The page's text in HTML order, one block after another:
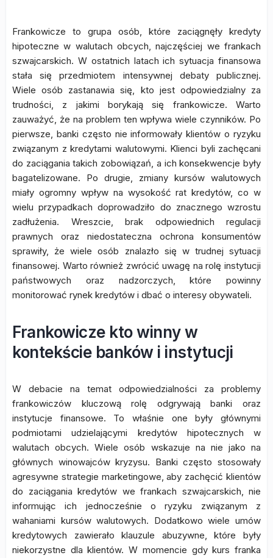
Frankowicze to grupa osób, które zaciągnęły kredyty
hipoteczne w walutach obcych, najczęściej we frankach
szwajcarskich. W ostatnich latach ich sytuacja finansowa
stała się przedmiotem intensywnej debaty publicznej.
Wiele osób zastanawia się, kto jest odpowiedzialny za
trudności, z jakimi borykają się frankowicze. Warto
zauważyć, że na problem ten wpływa wiele czynników. Po
pierwsze, banki często nie informowały klientów o ryzyku
związanym z kredytami walutowymi. Klienci byli zachęcani
do zaciągania takich zobowiązań, a ich konsekwencje były
bagatelizowane. Po drugie, zmiany kursów walutowych
miały ogromny wpływ na wysokość rat kredytów, co w
wielu przypadkach doprowadziło do znacznego wzrostu
zadłużenia. Wreszcie, brak odpowiednich regulacji
prawnych oraz niedostateczna ochrona konsumentów
sprawiły, że wiele osób znalazło się w trudnej sytuacji
finansowej. Warto również zwrócić uwagę na rolę instytucji
państwowych oraz nadzorczych, które powinny
monitorować rynek kredytów i dbać o interesy obywateli.
Frankowicze kto winny w
kontekście banków i instytucji
W debacie na temat odpowiedzialności za problemy
frankowiczów kluczową rolę odgrywają banki oraz
instytucje finansowe. To właśnie one były głównymi
podmiotami udzielającymi kredytów hipotecznych w
walutach obcych. Wiele osób wskazuje na nie jako na
głównych winowajców kryzysu. Banki często stosowały
agresywne strategie marketingowe, aby zachęcić klientów
do zaciągania kredytów we frankach szwajcarskich, nie
informując ich jednocześnie o ryzyku związanym z
wahaniami kursów walutowych. Dodatkowo wiele umów
kredytowych zawierało klauzule abuzywne, które były
niekorzystne dla klientów. W momencie gdy kurs franka